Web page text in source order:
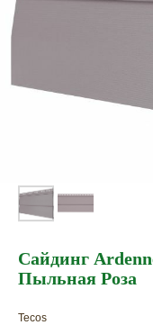
Сайдинг
Пыльная Роза
Tecos